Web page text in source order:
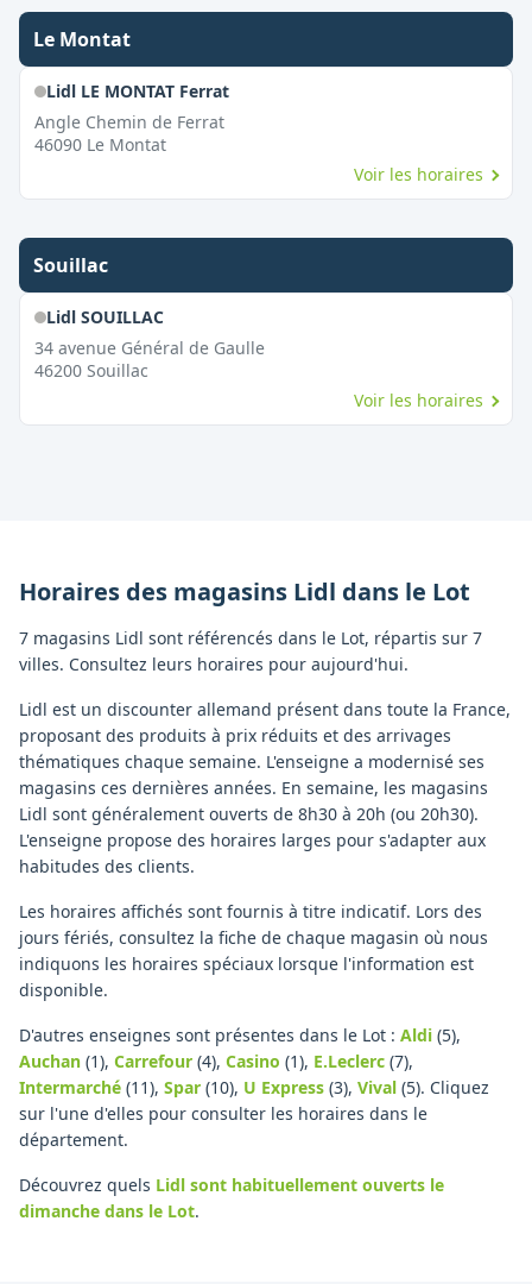
Le Montat
Lidl LE MONTAT Ferrat
Angle Chemin de Ferrat
46090 Le Montat
Voir les horaires
Souillac
Lidl SOUILLAC
34 avenue Général de Gaulle
46200 Souillac
Voir les horaires
Horaires des magasins Lidl dans le Lot
7 magasins Lidl sont référencés dans le Lot, répartis sur 7
villes. Consultez leurs horaires pour aujourd'hui.
Lidl est un discounter allemand présent dans toute la France,
proposant des produits à prix réduits et des arrivages
thématiques chaque semaine. L'enseigne a modernisé ses
magasins ces dernières années. En semaine, les magasins
Lidl sont généralement ouverts de 8h30 à 20h (ou 20h30).
L'enseigne propose des horaires larges pour s'adapter aux
habitudes des clients.
Les horaires affichés sont fournis à titre indicatif. Lors des
jours fériés, consultez la fiche de chaque magasin où nous
indiquons les horaires spéciaux lorsque l'information est
disponible.
D'autres enseignes sont présentes dans le Lot : Aldi (5),
Auchan (1), Carrefour (4), Casino (1), E.Leclerc (7),
Intermarché (11), Spar (10), U Express (3), Vival (5). Cliquez
sur l'une d'elles pour consulter les horaires dans le
département.
Découvrez quels Lidl sont habituellement ouverts le
dimanche dans le Lot.